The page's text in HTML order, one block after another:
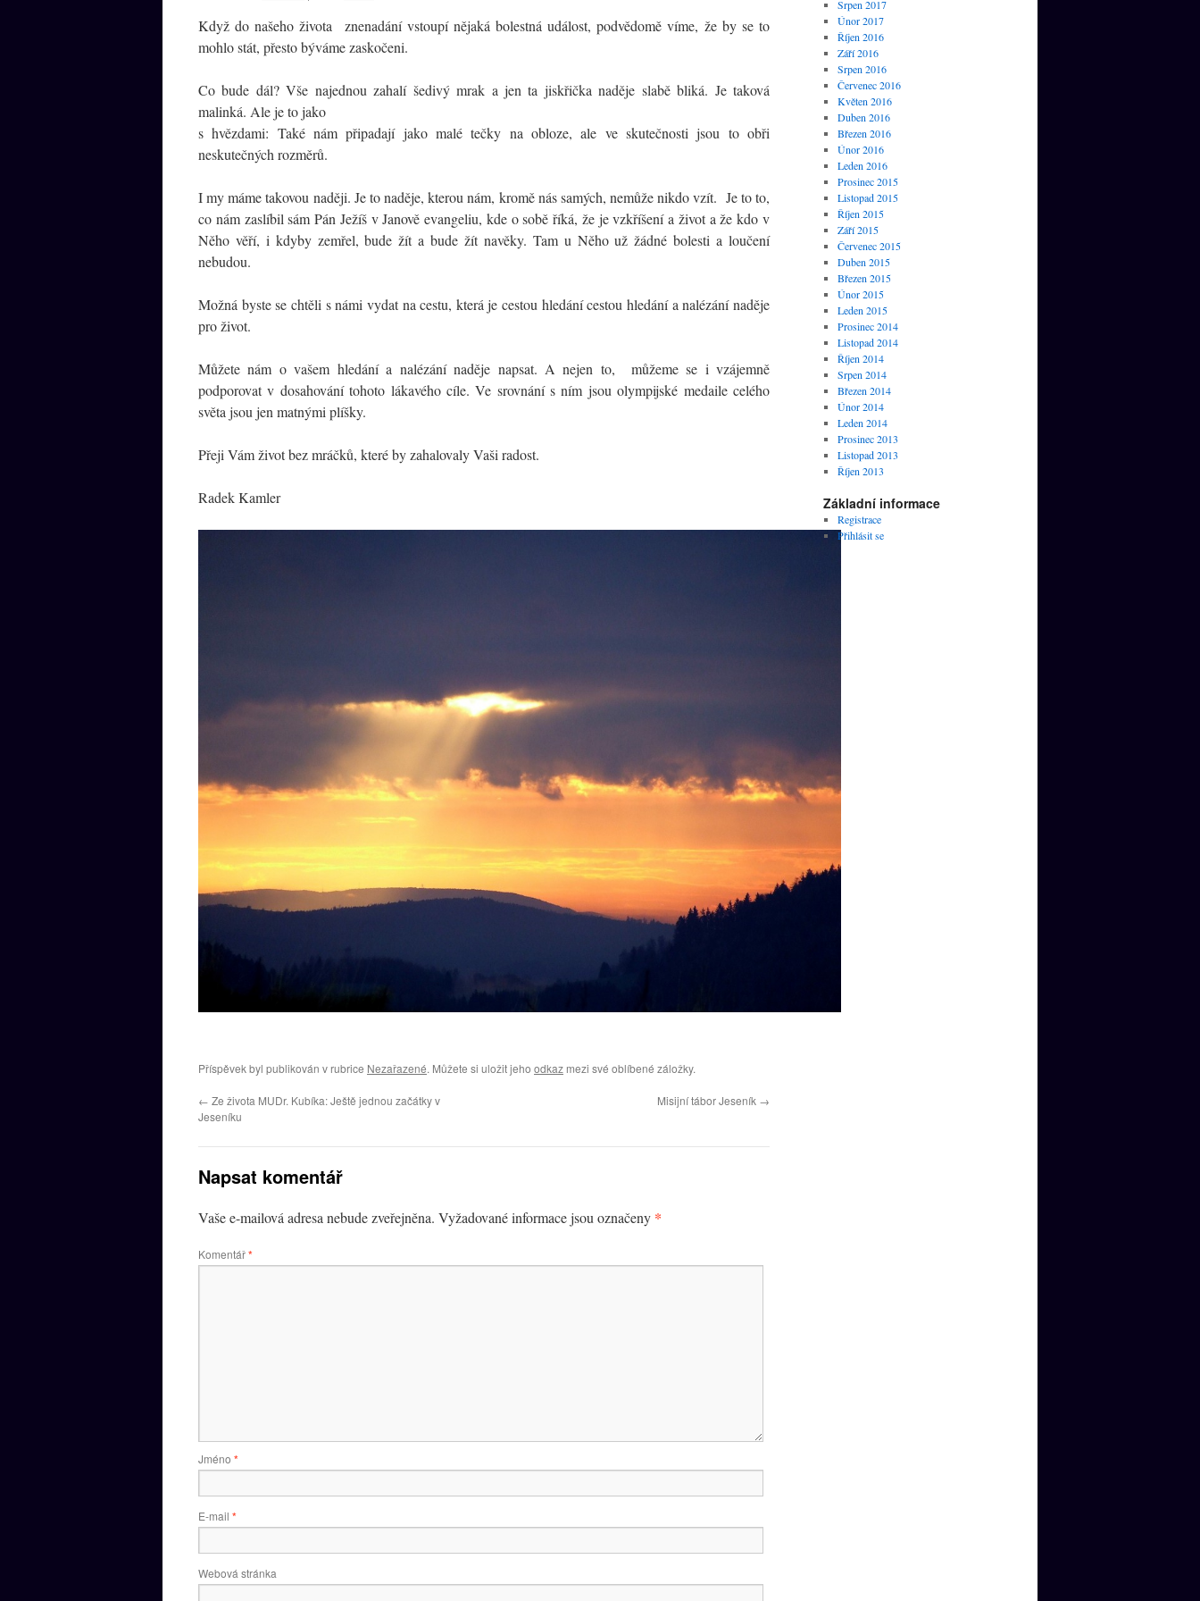
Když do našeho života znenadání vstoupí nějaká bolestná událost, podvědomě víme, že by se to
mohlo stát, přesto býváme zaskočeni.
Co bude dál? Vše najednou zahalí šedivý mrak a jen ta jiskřička naděje slabě bliká. Je taková
malinká. Ale je to jako
s hvězdami: Také nám připadají jako malé tečky na obloze, ale ve skutečnosti jsou to obři
neskutečných rozměrů.
I my máme takovou naději. Je to naděje, kterou nám, kromě nás samých, nemůže nikdo vzít. Je to to,
co nám zaslíbil sám Pán Ježíš v Janově evangeliu, kde o sobě říká, že je vzkříšení a život a že kdo v
Něho věří, i kdyby zemřel, bude žít a bude žít navěky. Tam u Něho už žádné bolesti a loučení
nebudou.
Možná byste se chtěli s námi vydat na cestu, která je cestou hledání cestou hledání a nalézání naděje
pro život.
Můžete nám o vašem hledání a nalézání naděje napsat. A nejen to, můžeme se i vzájemně
podporovat v dosahování tohoto lákavého cíle. Ve srovnání s ním jsou olympijské medaile celého
světa jsou jen matnými plíšky.
Přeji Vám život bez mráčků, které by zahalovaly Vaši radost.
Radek Kamler
Příspěvek byl publikován v rubrice Nezařazené. Můžete si uložit jeho odkaz mezi své oblíbené záložky.
← Ze života MUDr. Kubíka: Ještě jednou začátky v
Jeseníku
Misijní tábor Jeseník →
Napsat komentář
Vaše e-mailová adresa nebude zveřejněna. Vyžadované informace jsou označeny *
Komentář*
Jméno *
E-mail *
Webová stránka
Srpen 2017
Únor 2017
Říjen 2016
Září 2016
Srpen 2016
Červenec 2016
Květen 2016
Duben 2016
Březen 2016
Únor 2016
Leden 2016
Prosinec 2015
Listopad 2015
Říjen 2015
Září 2015
Červenec 2015
Duben 2015
Březen 2015
Únor 2015
Leden 2015
Prosinec 2014
Listopad 2014
Říjen 2014
Srpen 2014
Březen 2014
Únor 2014
Leden 2014
Prosinec 2013
Listopad 2013
Říjen 2013
Základní informace
Registrace
Přihlásit se